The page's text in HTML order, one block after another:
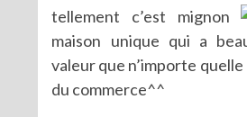
tellement c’est mignon
maison unique qui a
valeur que n’importe
du commerce^^